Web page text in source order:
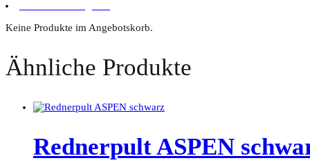
Keine Produkte im Angebotskorb.
Ähnliche Produkte
Rednerpult ASPEN